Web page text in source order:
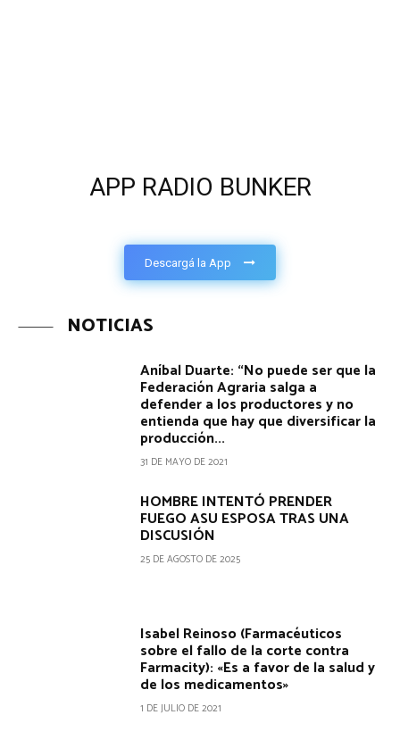
APP RADIO BUNKER
Descargá la App
NOTICIAS
Aníbal Duarte: “No puede ser que la
Federación Agraria salga a
defender a los productores y no
entienda que hay que diversificar la
producción...
31 DE MAYO DE 2021
HOMBRE INTENTÓ PRENDER
FUEGO ASU ESPOSA TRAS UNA
DISCUSIÓN
25 DE AGOSTO DE 2025
Isabel Reinoso (Farmacéuticos
sobre el fallo de la corte contra
Farmacity): «Es a favor de la salud y
de los medicamentos»
1 DE JULIO DE 2021